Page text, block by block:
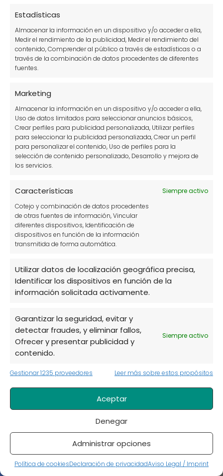
Estadísticas
Almacenar la información en un dispositivo y/o acceder a ella,
Medir el rendimiento de la publicidad, Medir el rendimiento del
contenido, Comprender al público a través de estadísticas o a
través de la combinación de datos procedentes de diferentes
fuentes.
Marketing
Almacenar la información en un dispositivo y/o acceder a ella,
Uso de datos limitados para seleccionar anuncios básicos,
Crear perfiles para publicidad personalizada, Utilizar perfiles
para seleccionar la publicidad personalizada, Crear un perfil
para personalizar el contenido, Uso de perfiles para la
selección de contenido personalizado, Desarrollo y mejora de
los servicios.
Características
Siempre activo
Cotejo y combinación de datos procedentes
de otras fuentes de información, Vincular
diferentes dispositivos, Identificación de
dispositivos en función de la información
transmitida de forma automática.
Utilizar datos de localización geográfica precisa,
Identificar los dispositivos en función de la
información solicitada activamente.
Garantizar la seguridad, evitar y
detectar fraudes, y eliminar fallos,
Ofrecer y presentar publicidad y
contenido.
Siempre activo
Gestionar 1235 proveedores Leer más sobre estos propósitos
Aceptar
Denegar
Administrar opciones
Política de cookiesDeclaración de privacidadAviso Legal / Imprint
Más popular
11 beneficios de tener un huerto y disfrutar de él
cuidados
11 cultivos hidropónicos perfectos para tu huerto
basado en la hidroponía
Tomate azul o tomate morado: características y
usos
10 cultivos para comenzar con tu huerto urbano
Cómo hacer semilleros caseros de forma sencilla
¿Por qué salen hongos en las plantas? Síntomas,
prevención y tratamientos
Cuidados de la Poinsettia o Flor de Pascua en
Cómo Plantar Pepinos en Vertical: Guía para
Cosechas Gigantes
paso para principiantes
Categorías
Consejos de jardinería.
Construcción de estructuras
Cuidado de plantas
Cultivos en maceta